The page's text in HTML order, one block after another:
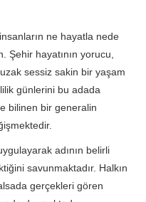
ne hayatla nede
Şehir hayatının yorucu,
sessiz sakin bir yaşam
günlerini bu adada
bilinen bir generalin
adının belirli
savunmaktadır. Halkın
gerçekleri gören